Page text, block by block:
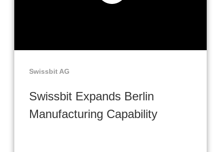
Swissbit AG
Swissbit Expands Berlin
Manufacturing Capability